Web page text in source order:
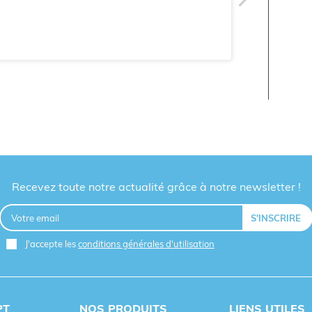
Recevez toute notre actualité grâce à notre newsletter !
J'accepte lesconditions générales d'utilisation
NOS PRODUITS LIENS UTILES